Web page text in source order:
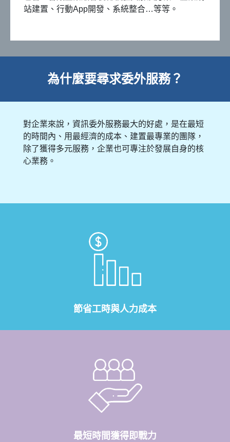
站建置、行動App開發、系統整合…等等。
為什麼要尋求委外服務？
對企業來說，資訊委外服務最大的好處，是在最短
的時間內、用最經濟的成本、建置最專業的團隊，
除了獲得多元服務，企業也可專注於發展自身的核
心業務。
節省工時與人力成本
最短時間獲得即戰力